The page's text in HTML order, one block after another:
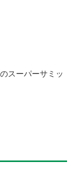
スーパーサミッ